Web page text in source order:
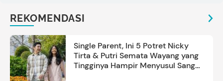
REKOMENDASI
Single Parent, Ini 5 Potret Nicky
Tirta & Putri Semata Wayang yang
Tingginya Hampir Menyusul Sang